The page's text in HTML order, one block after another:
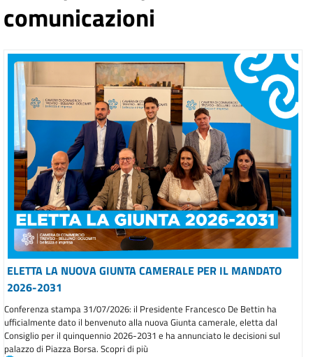
comunicazioni
ELETTA LA NUOVA GIUNTA CAMERALE PER IL MANDATO
2026-2031
Conferenza stampa 31/07/2026: il Presidente Francesco De Bettin ha
ufficialmente dato il benvenuto alla nuova Giunta camerale, eletta dal
Consiglio per il quinquennio 2026-2031 e ha annunciato le decisioni sul
palazzo di Piazza Borsa. Scopri di più